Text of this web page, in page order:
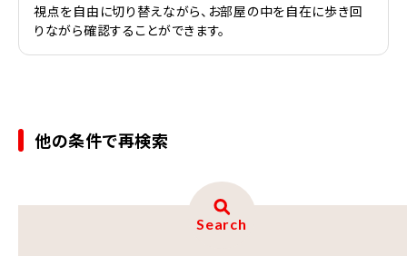
視点を自由に切り替えながら、お部屋の中を自在に歩き回
りながら確認することができます。
他の条件で再検索
Search